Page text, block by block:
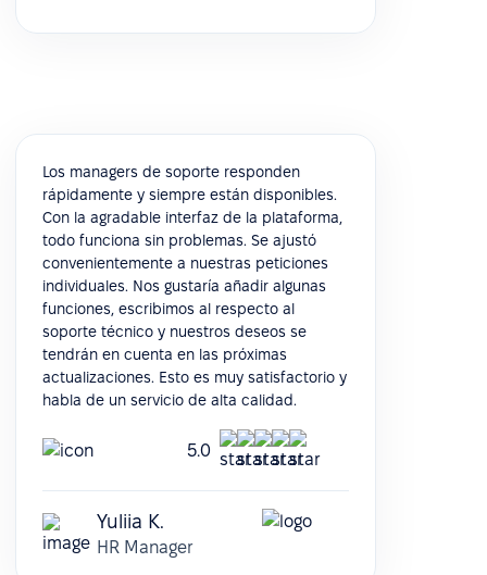
Los managers de soporte responden
rápidamente y siempre están disponibles.
Con la agradable interfaz de la plataforma,
todo funciona sin problemas. Se ajustó
convenientemente a nuestras peticiones
individuales. Nos gustaría añadir algunas
funciones, escribimos al respecto al
soporte técnico y nuestros deseos se
tendrán en cuenta en las próximas
actualizaciones. Esto es muy satisfactorio y
habla de un servicio de alta calidad.
5.0
Yuliia K.
HR Manager